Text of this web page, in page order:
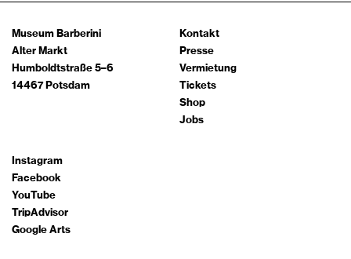
Museum Barberini
Alter Markt
Humboldtstraße 5–6
14467 Potsdam
Kontakt
Presse
Vermietung
Tickets
Shop
Jobs
Instagram
Facebook
YouTube
TripAdvisor
Google Arts